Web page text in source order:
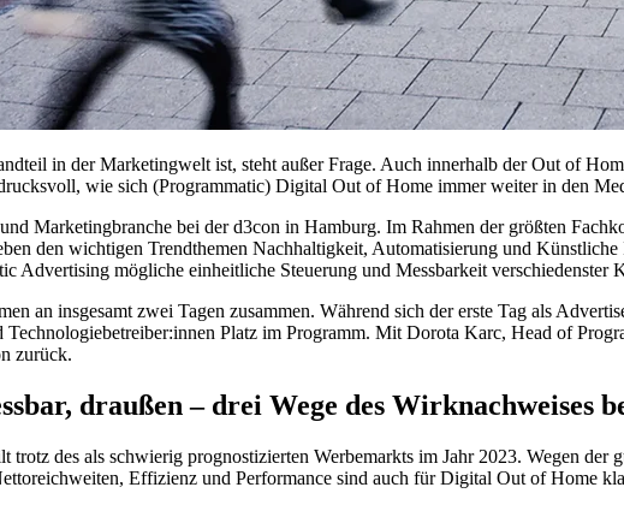
in der Marketingwelt ist, steht außer Frage. Auch innerhalb der Out of
wie sich (Programmatic) Digital Out of Home immer weiter in den
Marketingbranche bei der d3con in Hamburg. Im Rahmen der größten
den wichtigen Trendthemen Nachhaltigkeit, Automatisierung und
Advertising mögliche einheitliche Steuerung und Messbarkeit
an insgesamt zwei Tagen zusammen. Während sich der erste Tag als
Technologiebetreiber:innen Platz im Programm. Mit Dorota Karc, Head of
zurück.
draußen – drei Wege des Wirknachweises
des als schwierig prognostizierten Werbemarkts im Jahr 2023. Wegen
Effizienz und Performance sind auch für Digital Out of Home